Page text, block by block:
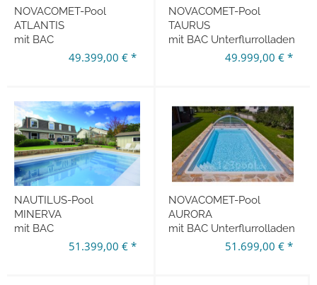
NOVACOMET-Pool
ATLANTIS
mit BAC
Unterflurrolladen49.399,00 € *
NOVACOMET-Pool
TAURUS
mit BAC Unterflurrolladen
650 x 380 x 150 cm
49.999,00 € *
NAUTILUS-Pool
MINERVA
mit BAC
Unterflurrolladen51.399,00 € *
NOVACOMET-Pool
AURORA
mit BAC Unterflurrolladen
750 x 375 x 150 cm51.699,00 € *